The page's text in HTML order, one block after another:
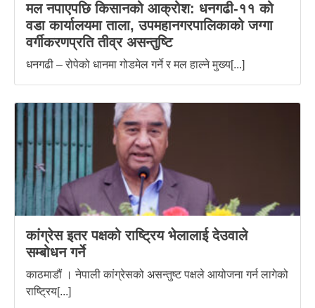
मल नपाएपछि किसानको आक्रोश: धनगढी-११ को
वडा कार्यालयमा ताला, उपमहानगरपालिकाको जग्गा
वर्गीकरणप्रति तीव्र असन्तुष्टि
धनगढी – रोपेको धानमा गोडमेल गर्ने र मल हाल्ने मुख्य[...]
कांग्रेस इतर पक्षको राष्ट्रिय भेलालाई देउवाले
सम्बोधन गर्ने
काठमाडौं । नेपाली कांग्रेसको असन्तुष्ट पक्षले आयोजना गर्न लागेको
राष्ट्रिय[...]